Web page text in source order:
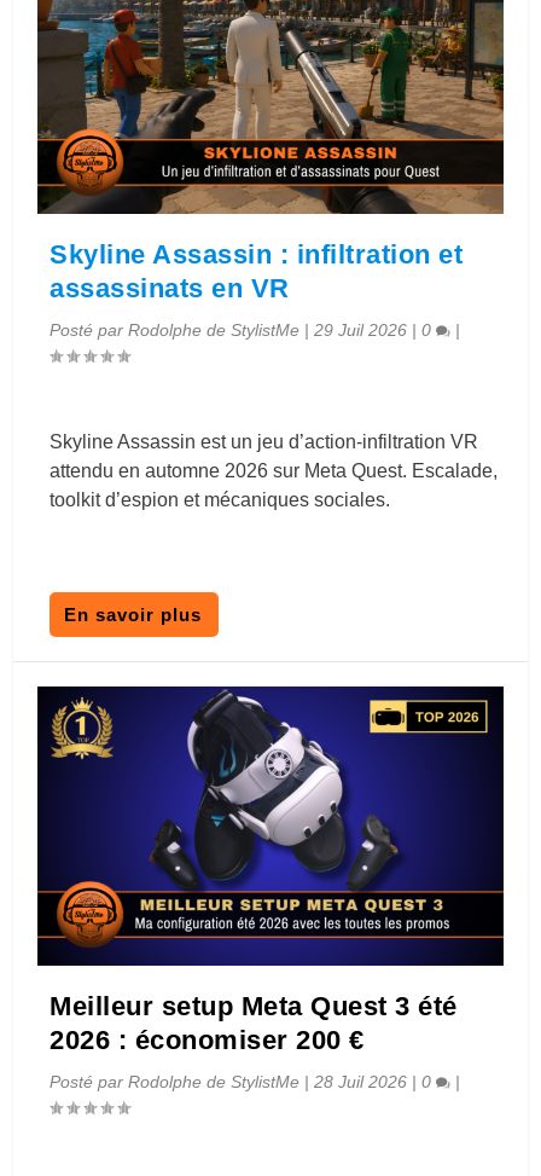
Skyline Assassin : infiltration et
assassinats en VR
Posté parRodolphe de StylistMe |29 Juil 2026 |0 |
Skyline Assassin est un jeu d’action-infiltration VR
attendu en automne 2026 sur Meta Quest. Escalade,
toolkit d’espion et mécaniques sociales.
En savoir plus
Meilleur setup Meta Quest 3 été
2026 : économiser 200 €
Posté parRodolphe de StylistMe |28 Juil 2026 |0 |